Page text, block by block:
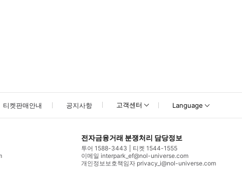
티켓판매안내 공지사항 고객센터 Language
전자금융거래 분쟁처리 담당정보
투어 1588-3443
티켓 1544-1555
이메일 interpark_ef@nol-universe.com
개인정보보호책임자 privacy_i@nol-universe.com